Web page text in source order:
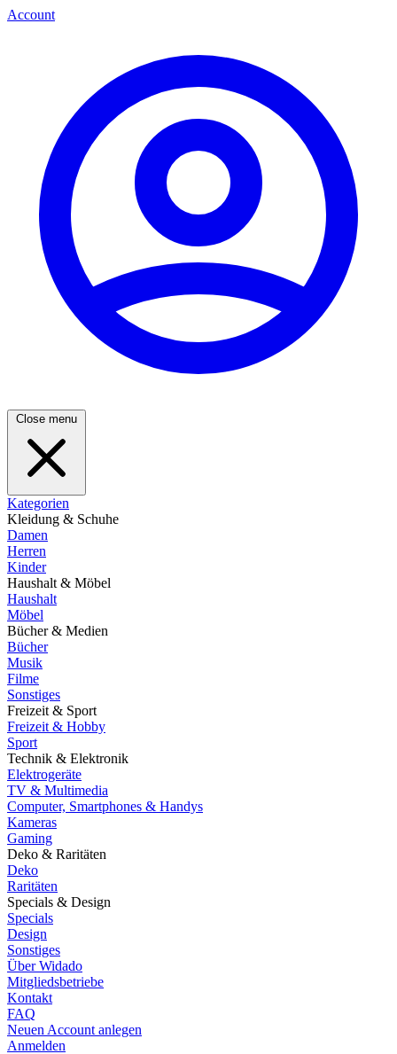
Account
Close menu
Kategorien
Kleidung & Schuhe
Damen
Herren
Kinder
Haushalt & Möbel
Haushalt
Möbel
Bücher & Medien
Bücher
Musik
Filme
Sonstiges
Freizeit & Sport
Freizeit & Hobby
Sport
Technik & Elektronik
Elektrogeräte
TV & Multimedia
Computer, Smartphones & Handys
Kameras
Gaming
Deko & Raritäten
Deko
Raritäten
Specials & Design
Specials
Design
Sonstiges
Über Widado
Mitgliedsbetriebe
Kontakt
FAQ
Neuen Account anlegen
Anmelden